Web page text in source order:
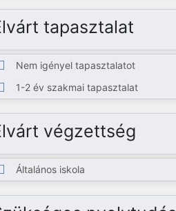
tapasztalat
Nem igényel tapasztalatot
1-2 év szakmai tapasztalat
végzettség
Általános iskola